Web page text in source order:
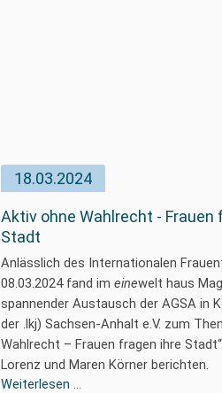
18.03.2024
Aktiv ohne Wahlrecht - Frauen
Stadt
Anlässlich des Internationalen
08.03.2024 fand im einewelt haus
spannender Austausch der AGSA in
der .lkj) Sachsen-Anhalt e.V. zum
Wahlrecht – Frauen fragen ihre
Lorenz und Maren Körner berichten.
Weiterlesen …